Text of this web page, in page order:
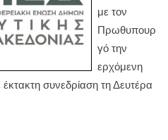
με τον
Πρωθυπουρ
γό την
ερχόμενη
συνεδρίαση τη Δευτέρα